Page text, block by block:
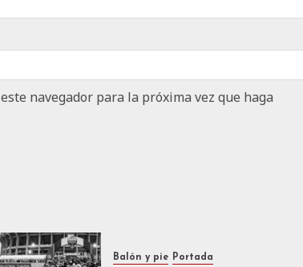
navegador para la próxima vez que haga
Balón y pie Portada